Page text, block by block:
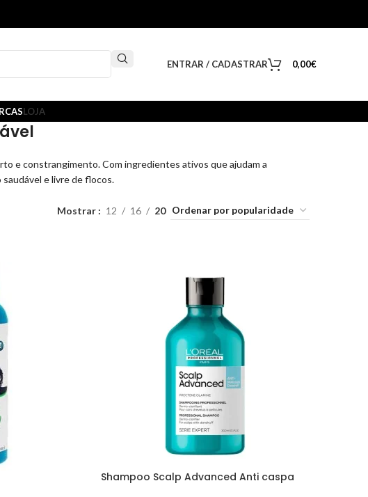
ENTRAR / CADASTRAR 0,00€
LOJA
e constrangimento. Com ingredientes ativos que ajudam a
saudável e livre de flocos.
Mostrar 12 16 20
Shampoo Scalp Advanced Anti caspa